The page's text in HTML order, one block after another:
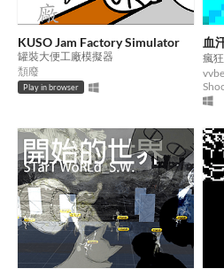
KUSO Jam Factory Simulator
罐裝大便工廠模擬器
頹廢
Play in browser
血
瘋